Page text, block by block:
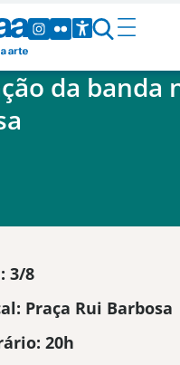
da banda
3/8
Praça Rui Barbosa
20h